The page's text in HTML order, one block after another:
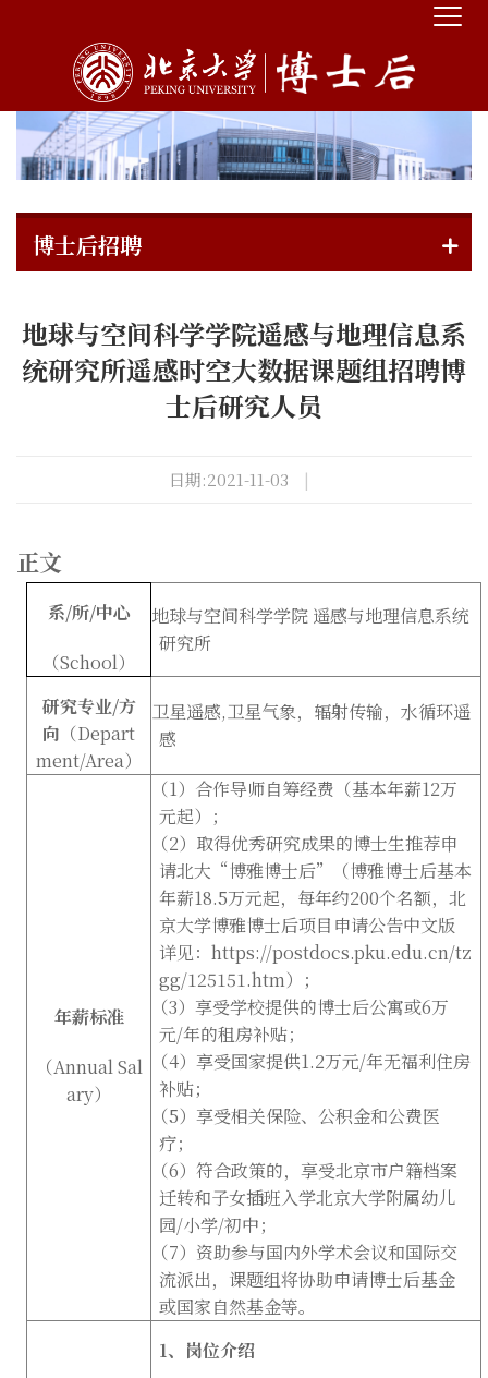
博士后招聘
地球与空间科学学院遥感与地理信息系
统研究所遥感时空大数据课题组招聘博
士后研究人员
日期:2021-11-03 |
正文
系/所/中心
（School）
地球与空间科学学院 遥感与地理信息系统
研究所
研究专业/方
向 （Depart
ment/Area）
卫星遥感,卫星气象，辐射传输，水循环遥
感
年薪标准
（Annual Sal
ary）
（1）合作导师自筹经费（基本年薪12万
元起）；
（2）取得优秀研究成果的博士生推荐申
请北大 “博雅博士后”
（博雅博士后基本
年薪18.5万元起，每年约200个名额，北
京大学博雅博士后项目申请公告中文版
详见：https://postdocs.pku.edu.cn/tz
gg/125151.htm）；
（3）享受学校提供的博士后公寓或6万
元/年的租房补贴；
（4）享受国家提供1.2万元/年无福利住房
补贴；
（5）享受相关保险、公积金和公费医
疗；
（6）符合政策的，享受北京市户籍档案
迁转和子女插班入学北京大学附属幼儿
园/小学/初中；
（7）资助参与国内外学术会议和国际交
流派出，课题组将协助申请博士后基金
或国家自然基金等。
1、岗位介绍